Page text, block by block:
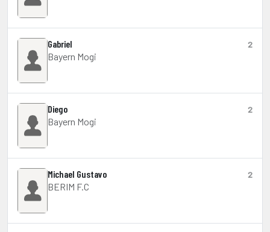
Gabriel
Bayern Mogi
2
Diego
Bayern Mogi
2
Michael Gustavo
BERIM F.C
2